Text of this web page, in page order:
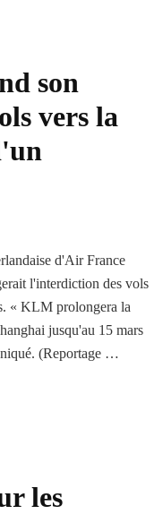
son
vers la
d'Air France
l'interdiction des vols
« KLM prolongera la
jusqu'au 15 mars
(Reportage …
les